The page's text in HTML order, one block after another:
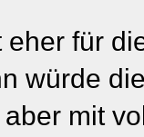
für
würde
mit